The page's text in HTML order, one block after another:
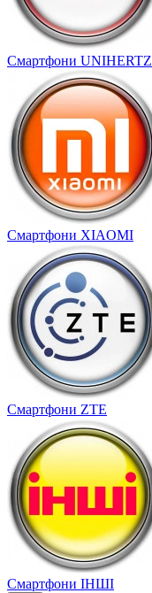
Смартфони UNIHERTZ
Смартфони XIAOMI
Смартфони ZTE
Смартфони ІНШІ